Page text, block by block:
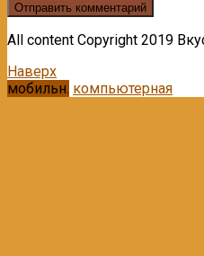
All content Copyright 2019
Наверх
мобильн. компьютерная